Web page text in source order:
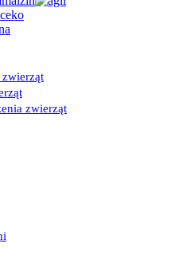
zwierząt